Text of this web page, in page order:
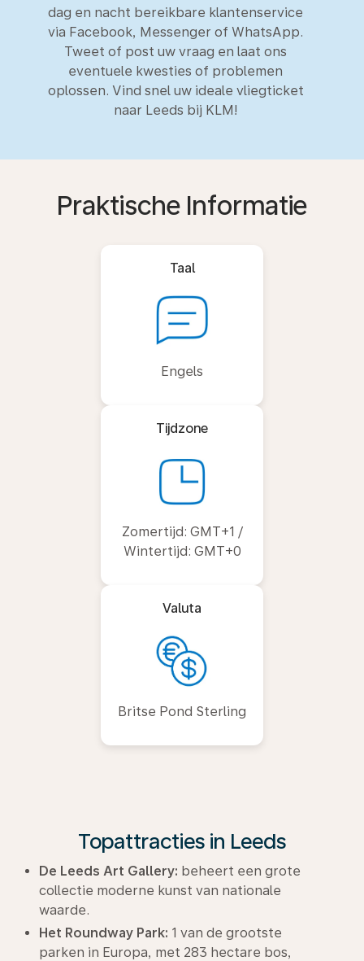
dag en nacht bereikbare klantenservice
via Facebook, Messenger of WhatsApp.
Tweet of post uw vraag en laat ons
eventuele kwesties of problemen
oplossen. Vind snel uw ideale vliegticket
naar Leeds bij KLM!
Praktische Informatie
Taal
Engels
Tijdzone
Zomertijd: GMT+1 /
Wintertijd: GMT+0
Valuta
Britse Pond Sterling
Topattracties in Leeds
De Leeds Art Gallery: beheert een grote
collectie moderne kunst van nationale
waarde.
Het Roundway Park: 1 van de grootste
parken in Europa, met 283 hectare bos,